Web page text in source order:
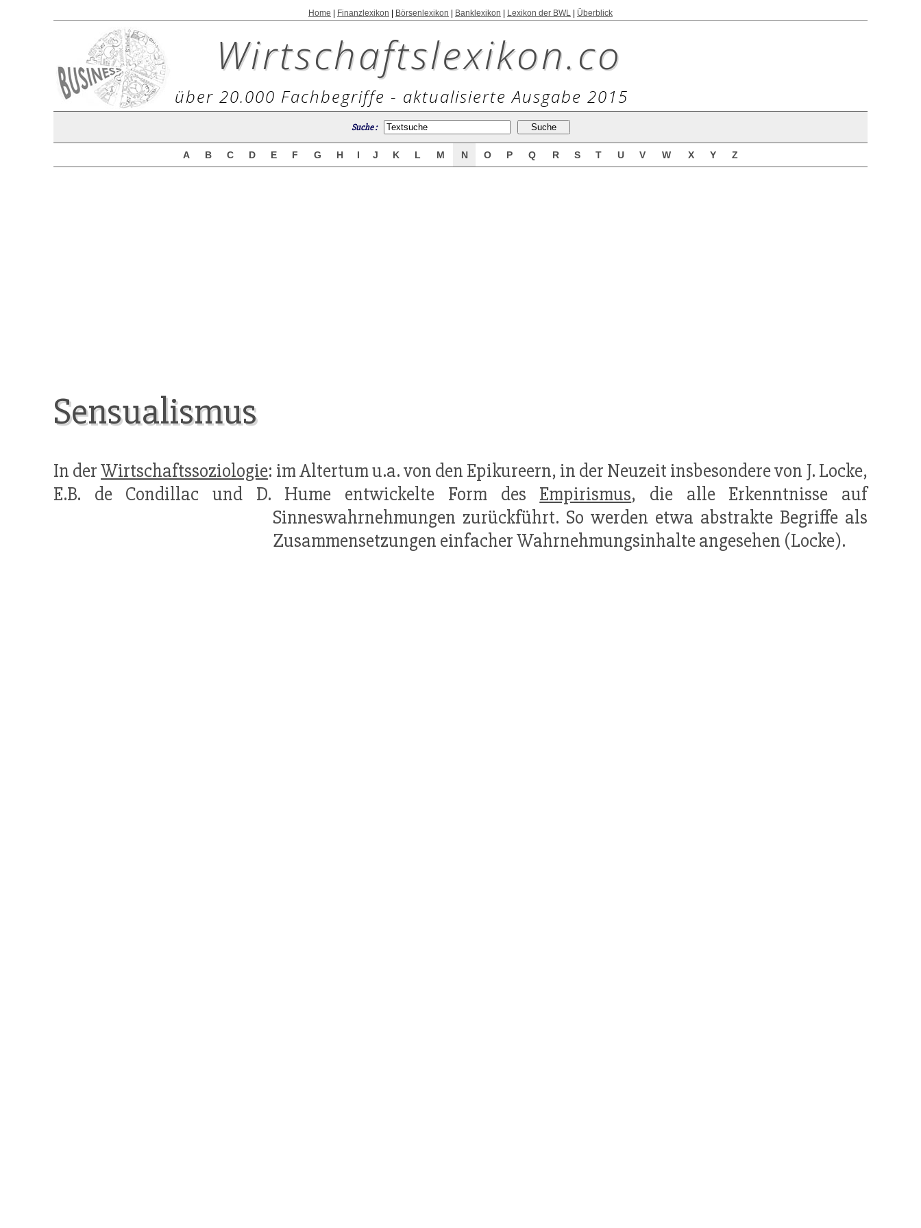
Home Finanzlexikon Börsenlexikon Banklexikon Lexikon der BWL Überblick
Wirtschaftslexikon.co
über 20.000 Fachbegriffe - aktualisierte Ausgabe 2015
Suche :
A B C D E F G H I J K L M N O P Q R S T U V W X Y Z
Sensualismus
In derWirtschaftssoziologie: im Altertum u.a. von den Epikureern, in der Neuzeit insbesondere von J. Locke,
E.B. de Condillac und D. Hume entwickelte Form des Empirismus, die alle Erkenntnisse auf
Sinneswahrnehmungen zurückführt. So werden etwa abstrakte Begriffe als
Zusammensetzungen einfacher Wahrnehmungsinhalte angesehen (Locke).